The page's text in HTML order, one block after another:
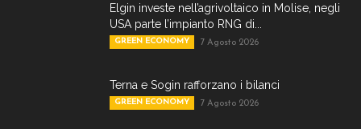
Elgin investe nell’agrivoltaico in Molise, negli
USA parte l’impianto RNG di...
GREEN ECONOMY 7 Agosto 2026
Terna e Sogin rafforzano i bilanci
GREEN ECONOMY 7 Agosto 2026